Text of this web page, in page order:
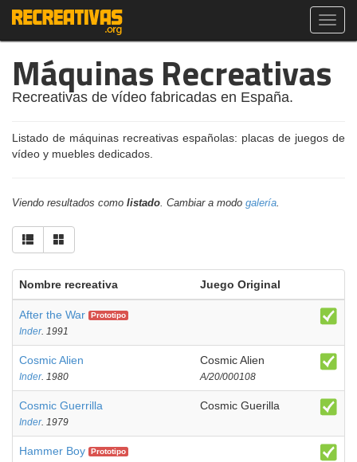
Máquinas Recreativas
Recreativas de vídeo fabricadas en España.
Listado de máquinas recreativas españolas: placas de juegos de
vídeo y muebles dedicados.
Viendo resultados como listado. Cambiar a modo galería.
Nombre recreativa Juego Original
After the War Prototipo
Inder. 1991
Cosmic Alien
Inder. 1980
Cosmic Alien
A/20/000108
Cosmic Guerrilla
Inder. 1979
Cosmic Guerilla
Hammer Boy Prototipo